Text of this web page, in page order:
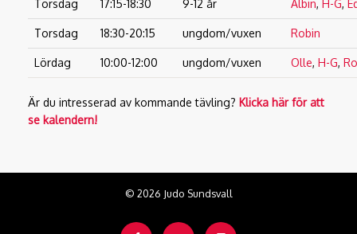
Torsdag 17:15-18:30 9-12 år Albin, H-G,
Torsdag 18:30-20:15 ungdom/vuxen Robin
Lördag 10:00-12:00 ungdom/vuxen Olle, H-G,
Är du intresserad av kommande tävling? Klicka här för att
se kalendern!
© 2026 Judo Sundsvall